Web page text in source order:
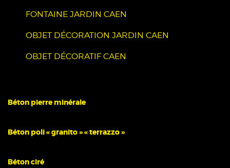
FONTAINE JARDIN CAEN
OBJET DÉCORATION JARDIN CAEN
OBJET DÉCORATIF CAEN
Béton pierre minérale
Béton poli « granito » « terrazzo »
Béton ciré